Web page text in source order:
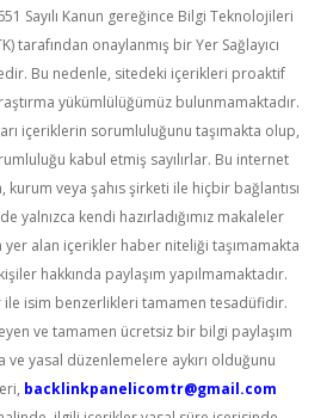
Sayılı Kanun gereğince Bilgi Teknolojileri
tarafından onaylanmış bir Yer Sağlayıcı
Bu nedenle, sitedeki içerikleri proaktif
yükümlülüğümüz bulunmamaktadır.
içeriklerin sorumluluğunu taşımakta olup,
kabul etmiş sayılırlar. Bu internet
veya şahıs şirketi ile hiçbir bağlantısı
yalnızca kendi hazırladığımız makaleler
yer alan içerikler haber niteliği taşımamakta
hakkında paylaşım yapılmamaktadır.
ile isim benzerlikleri tamamen tesadüfidir.
ve tamamen ücretsiz bir bilgi paylaşım
yasal düzenlemelere aykırı olduğunu
backlinkpanelicomtr@gmail.com